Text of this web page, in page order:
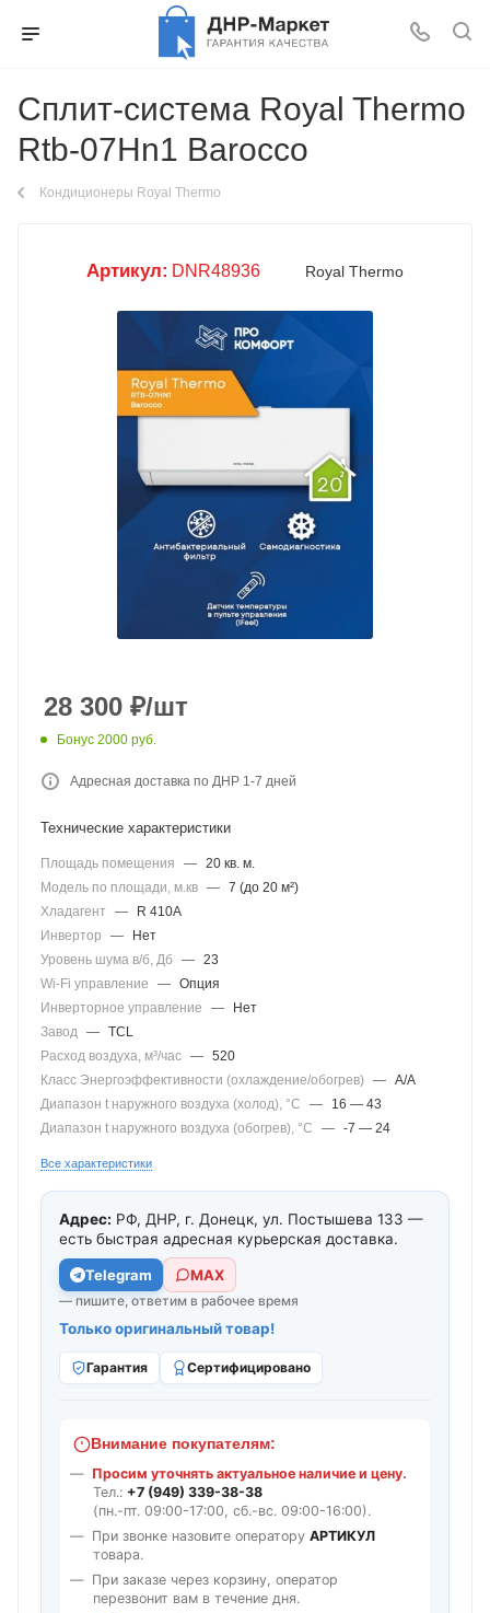
Сплит-система Royal Thermo
Rtb-07Hn1 Barocco
Кондиционеры Royal Thermo
Артикул: DNR48936 Royal Thermo
28 300 ₽/шт
Бонус 2000 руб.
Адресная доставка по ДНР 1-7 дней
Технические характеристики
Площадь помещения — 20 кв. м.
Модель по площади, м.кв — 7 (до 20 м²)
Хладагент
—
R 410A
Инвертор
—
Нет
Уровень шума в/б, Дб — 23
Wi-Fi управление
— Опция
Инверторное управление
—
Нет
Завод — TCL
Расход воздуха, м³/час — 520
Класс Энергоэффективности (охлаждение/обогрев)
— A/A
Диапазон t наружного воздуха (холод), °C
—
16 — 43
Диапазон t наружного воздуха (обогрев), °C
— -7 — 24
Все характеристики
Адрес: РФ, ДНР, г. Донецк, ул. Постышева 133 —
есть быстрая адресная курьерская доставка.
Telegram МАХ
— пишите, ответим в рабочее время
Только оригинальный товар!
Гарантия Сертифицировано
Внимание покупателям:
Просим уточнять актуальное наличие и цену.
Тел.: +7 (949) 339-38-38
(пн.-пт. 09:00-17:00, сб.-вс. 09:00-16:00).
При звонке назовите оператору АРТИКУЛ
товара.
При заказе через корзину, оператор
перезвонит вам в течение дня.